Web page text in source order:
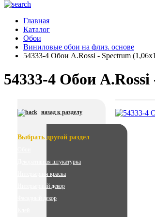
Главная
Каталог
Обои
Виниловые обои на флиз. основе
54333-4 Обои A.Rossi - Spectrum
54333-4 Обои
назад к разделу
Выбрать другой раздел
Декоративная штукатурка
Интерьерная краска
Интерьерный декор
Фасадный декор